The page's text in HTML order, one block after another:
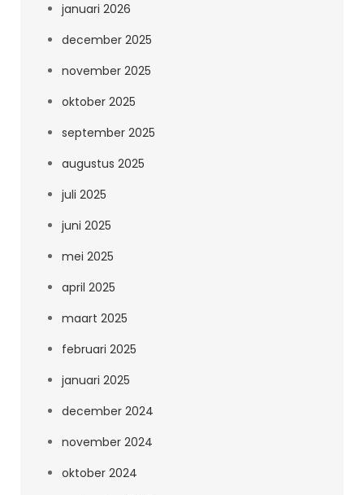
januari 2026
december 2025
november 2025
oktober 2025
september 2025
augustus 2025
juli 2025
juni 2025
mei 2025
april 2025
maart 2025
februari 2025
januari 2025
december 2024
november 2024
oktober 2024